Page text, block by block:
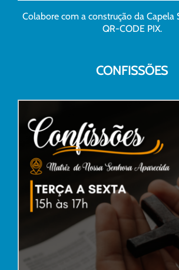
Colabore com a construção da Capela
QR-CODE PIX.
CONFISSÕES